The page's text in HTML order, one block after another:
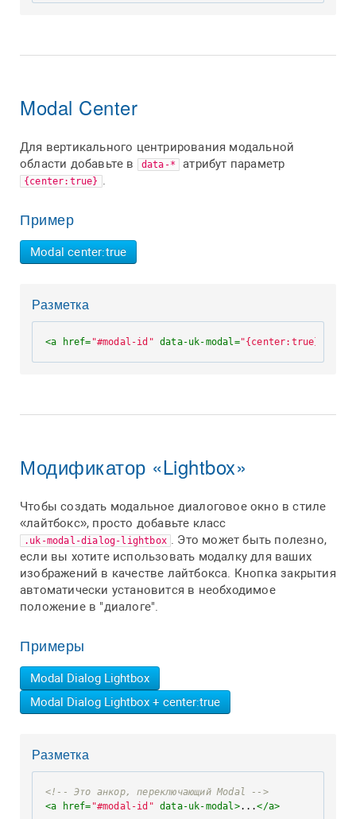
Modal Center
Для вертикального центрирования модальной
области добавьте в
data-* атрибут параметр
{center:true} .
Пример
Modal center:true
Разметка
<a href= "#modal-id" data-uk-modal="{center:true}"
Модификатор «Lightbox»
Чтобы создать модальное диалоговое окно в стиле
«лайтбокс», просто добавьте класс
.uk-modal-dialog-lightbox . Это может быть полезно,
если вы хотите использовать модалку для ваших
изображений в качестве лайтбокса. Кнопка закрытия
автоматически установится в необходимое
положение в "диалоге".
Примеры
Modal Dialog Lightbox
Modal Dialog Lightbox + center:true
Разметка
<!-- Это анкор, переключающий Modal -->
<a href= "#modal-id" data-uk-modal>...</a>